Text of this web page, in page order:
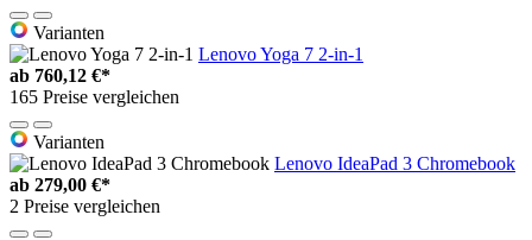
Varianten
Lenovo Yoga 7 2-in-1
ab 760,12 €*
165 Preise vergleichen
Varianten
Lenovo IdeaPad 3 Chromebook
ab 279,00 €*
2 Preise vergleichen